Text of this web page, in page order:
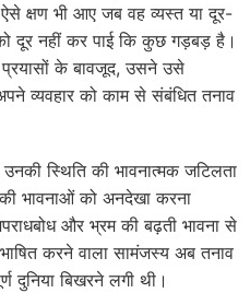
क्षण भी आए जब वह व्यस्त या दूर-
दूर नहीं कर पाई कि कुछ गड़बड़ है।
के बावजूद, उसने उसे
व्यवहार को काम से संबंधित तनाव
स्थिति की भावनात्मक जटिलता
भावनाओं को अनदेखा करना
और भ्रम की बढ़ती भावना से
करने वाला सामंजस्य अब तनाव
दुनिया बिखरने लगी थी।